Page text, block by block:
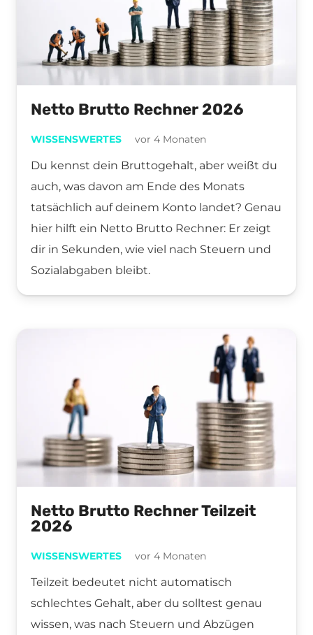
Netto Brutto Rechner 2026
WISSENSWERTES vor 4 Monaten
Du kennst dein Bruttogehalt, aber weißt du
auch, was davon am Ende des Monats
tatsächlich auf deinem Konto landet? Genau
hier hilft ein Netto Brutto Rechner: Er zeigt
dir in Sekunden, wie viel nach Steuern und
Sozialabgaben bleibt.
Netto Brutto Rechner Teilzeit
2026
WISSENSWERTES vor 4 Monaten
Teilzeit bedeutet nicht automatisch
schlechtes Gehalt, aber du solltest genau
wissen, was nach Steuern und Abzügen